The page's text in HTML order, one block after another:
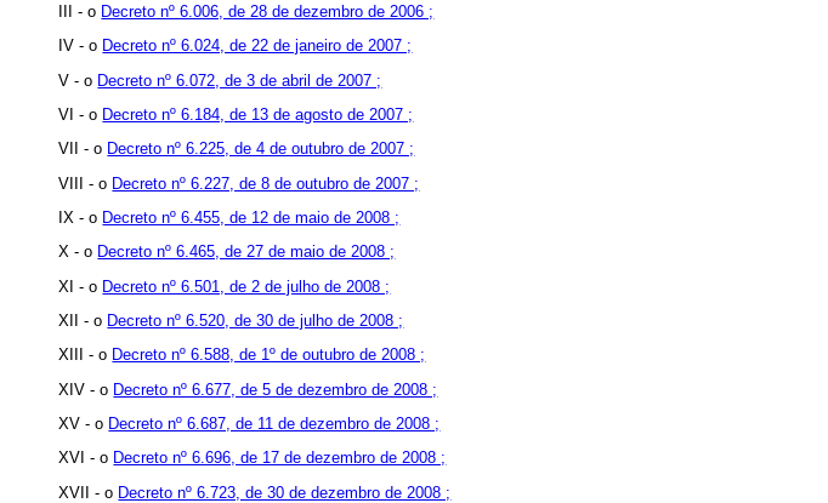
III - o Decreto nº 6.006, de 28 de dezembro de 2006 ;
IV - o Decreto nº 6.024, de 22 de janeiro de 2007 ;
V - o Decreto nº 6.072, de 3 de abril de 2007 ;
VI - o Decreto nº 6.184, de 13 de agosto de 2007 ;
VII - o Decreto nº 6.225, de 4 de outubro de 2007 ;
VIII - o Decreto nº 6.227, de 8 de outubro de 2007 ;
IX - o Decreto nº 6.455, de 12 de maio de 2008 ;
X - o Decreto nº 6.465, de 27 de maio de 2008 ;
XI - o Decreto nº 6.501, de 2 de julho de 2008 ;
XII - o Decreto nº 6.520, de 30 de julho de 2008 ;
XIII - o Decreto nº 6.588, de 1º de outubro de 2008 ;
XIV - o Decreto nº 6.677, de 5 de dezembro de 2008 ;
XV - o Decreto nº 6.687, de 11 de dezembro de 2008 ;
XVI - o Decreto nº 6.696, de 17 de dezembro de 2008 ;
XVII - o Decreto nº 6.723, de 30 de dezembro de 2008 ;